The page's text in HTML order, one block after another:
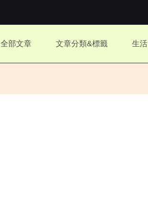
全部文章 文章分類&標籤 生活